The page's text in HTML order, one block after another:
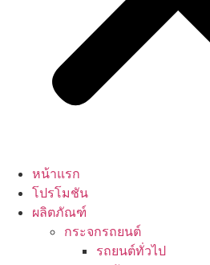
หน้าแรก
โปรโมชัน
ผลิตภัณฑ์
กระจกรถยนต์
รถยนต์ทั่วไป